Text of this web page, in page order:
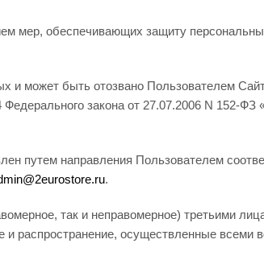
мер, обеспечивающих защиту
и может быть отозвано Пользователем
закона от 27.07.2006 N 152-ФЗ
путем направления Пользователем
.
так и неправомерное) третьими
и распространение, осуществленные всеми